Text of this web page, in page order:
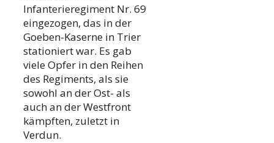
Infanterieregiment Nr. 69
eingezogen, das in der
Goeben-Kaserne in Trier
stationiert war. Es gab
viele Opfer in den Reihen
des Regiments, als sie
sowohl an der Ost- als
auch an der Westfront
kämpften, zuletzt in
Verdun.